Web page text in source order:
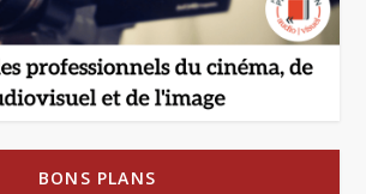
BONS PLANS